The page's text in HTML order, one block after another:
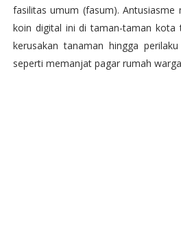
fasilitas umum (fasum). Antusiasme
koin digital ini di taman-taman kota
kerusakan tanaman hingga
seperti memanjat pagar rumah